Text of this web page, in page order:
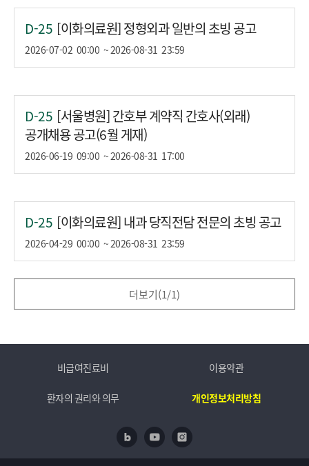
D-25 [이화의료원] 정형외과 일반의 초빙 공고
2026-07-02 00:00 ~ 2026-08-31 23:59
D-25 [서울병원] 간호부 계약직 간호사(외래)
공개채용 공고(6월 게재)
2026-06-19 09:00 ~ 2026-08-31 17:00
D-25 [이화의료원] 내과 당직전담 전문의 초빙 공고
2026-04-29 00:00 ~ 2026-08-31 23:59
더보기(1/1)
비급여진료비 이용약관
환자의 권리와 의무 개인정보처리방침
네이버 블로그
유투브